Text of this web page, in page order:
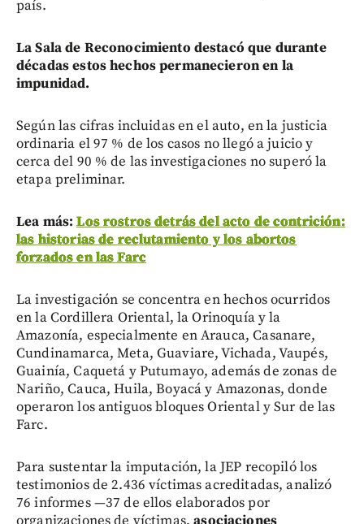
país.
La Sala de Reconocimiento destacó que durante
décadas estos hechos permanecieron en la
impunidad.
Según las cifras incluidas en el auto, en la justicia
ordinaria el 97 % de los casos no llegó a juicio y
cerca del 90 % de las investigaciones no superó la
etapa preliminar.
Lea más:Los rostros detrás del acto de contrición:
las historias de reclutamiento y los abortos
forzados en las Farc
La investigación se concentra en hechos ocurridos
en la Cordillera Oriental, la Orinoquía y la
Amazonía, especialmente en Arauca, Casanare,
Cundinamarca, Meta, Guaviare, Vichada, Vaupés,
Guainía, Caquetá y Putumayo, además de zonas de
Nariño, Cauca, Huila, Boyacá y Amazonas, donde
operaron los antiguos bloques Oriental y Sur de las
Farc.
Para sustentar la imputación, la JEP recopiló los
testimonios de 2.436 víctimas acreditadas, analizó
76 informes —37 de ellos elaborados por